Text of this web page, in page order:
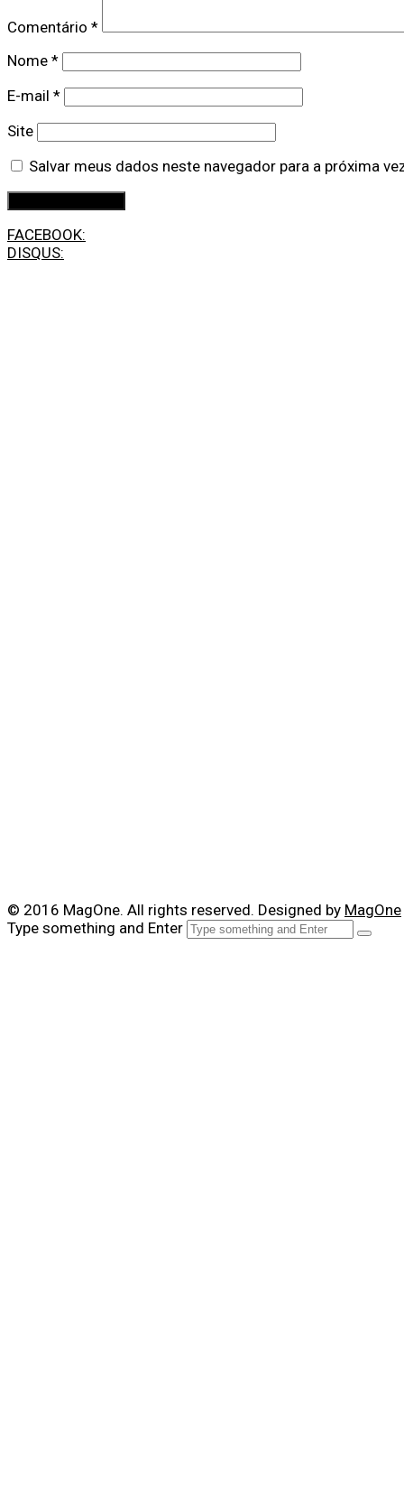
Comentário *
Nome *
E-mail *
Site
Salvar meus dados neste navegador para a próxima
FACEBOOK:
DISQUS:
© 2016 MagOne. All rights reserved. Designed by MagOne
Type something and Enter